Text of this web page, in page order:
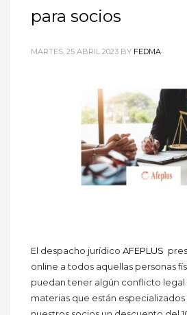
para socios
MARTES, 25 ABRIL 2023 BY FEDMA
El despacho jurídico AFEPLUS
online a todos aquellas personas
puedan tener algún conflicto legal
materias que están